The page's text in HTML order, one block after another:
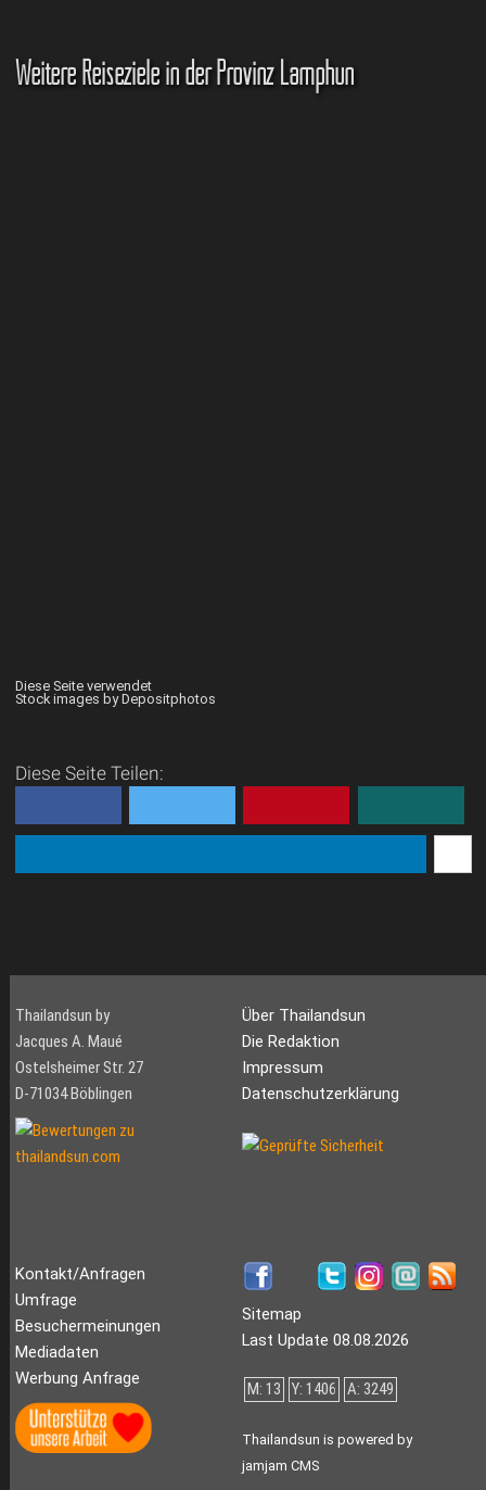
Weitere Reiseziele in der Provinz Lamphun
Diese Seite verwendet
Stock images by Depositphotos
Diese Seite Teilen:
Thailandsun by
Jacques A. Maué
Ostelsheimer Str. 27
D-71034 Böblingen
Über Thailandsun
Die Redaktion
Impressum
Datenschutzerklärung
Kontakt/Anfragen
Umfrage
Besuchermeinungen
Mediadaten
Werbung Anfrage
Sitemap
Last Update 08.08.2026
M: 13 Y: 1406 A: 3249
Thailandsun is powered by
jamjam CMS